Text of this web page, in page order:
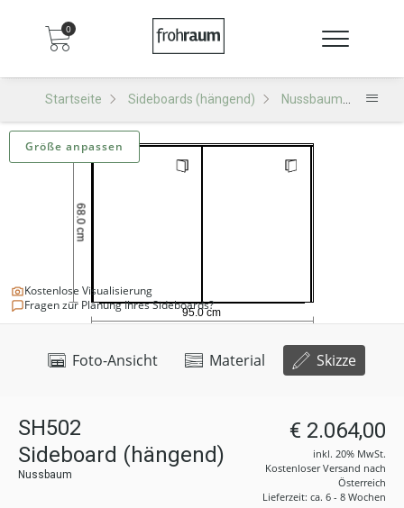
0
Startseite Sideboards (hängend) Nussbaum
Foto-Ansicht Material Skizze
Kostenlose Visualisierung
Fragen zur Planung Ihres Sideboards?
Größe anpassen
SH502
Sideboard (hängend)
Nussbaum
€ 2.064,00
inkl. 20% MwSt.
Kostenloser Versand nach
Österreich
Lieferzeit: ca. 6 - 8 Wochen